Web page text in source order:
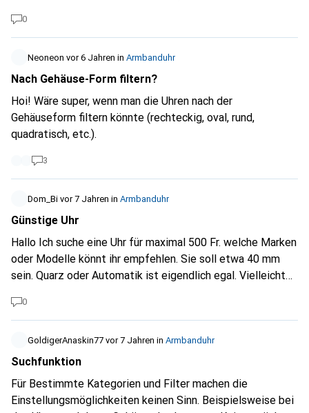
0
Neoneon vor 6 Jahren in Armbanduhr
Nach Gehäuse-Form filtern?
Hoi! Wäre super, wenn man die Uhren nach der
Gehäuseform filtern könnte (rechteckig, oval, rund,
quadratisch, etc.).
3
Dom_Bi vor 7 Jahren in Armbanduhr
Günstige Uhr
Hallo Ich suche eine Uhr für maximal 500 Fr. welche Marken
oder Modelle könnt ihr empfehlen. Sie soll etwa 40 mm
sein. Quarz oder Automatik ist eigendlich egal. Vielleicht
Zeno Watches im Auge.... LG
0
GoldigerAnaskin77 vor 7 Jahren in Armbanduhr
Suchfunktion
Für Bestimmte Kategorien und Filter machen die
Einstellungsmöglichkeiten keinen Sinn. Beispielsweise bei